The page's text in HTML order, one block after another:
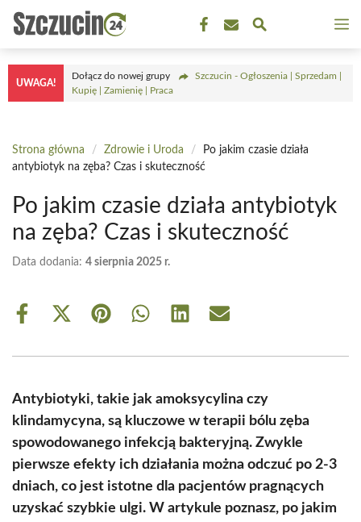
Przejdź
treści
UWAGA!
Dołącz do nowej grupy
Szczucin - Ogłoszenia | Sprzedam |
Kupię | Zamienię | Praca
Strona główna / Zdrowie i Uroda /
Po jakim czasie działa
antybiotyk na zęba? Czas i skuteczność
Po jakim czasie działa antybiotyk
na zęba? Czas i skuteczność
Data dodania: 4 sierpnia 2025 r.
Share
Share
(Twitter)
Share Share Share Share
Antybiotyki, takie jak amoksycylina czy
klindamycyna, są kluczowe w terapii bólu zęba
spowodowanego infekcją bakteryjną. Zwykle
pierwsze efekty ich działania można odczuć po 2-3
dniach, co jest istotne dla pacjentów pragnących
uzyskać szybkie ulgi. W artykule poznasz, po jakim